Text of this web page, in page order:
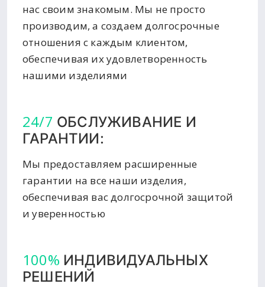
нас своим знакомым. Мы не просто
производим, а создаем долгосрочные
отношения с каждым клиентом,
обеспечивая их удовлетворенность
нашими изделиями
24/7 ОБСЛУЖИВАНИЕ И
ГАРАНТИИ:
Мы предоставляем расширенные
гарантии на все наши изделия,
обеспечивая вас долгосрочной защитой
и уверенностью
100% ИНДИВИДУАЛЬНЫХ
РЕШЕНИЙ